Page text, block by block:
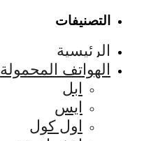
التصنيفات
الرئيسية
الهواتف المحمولة
ابل
ايس
اول كول